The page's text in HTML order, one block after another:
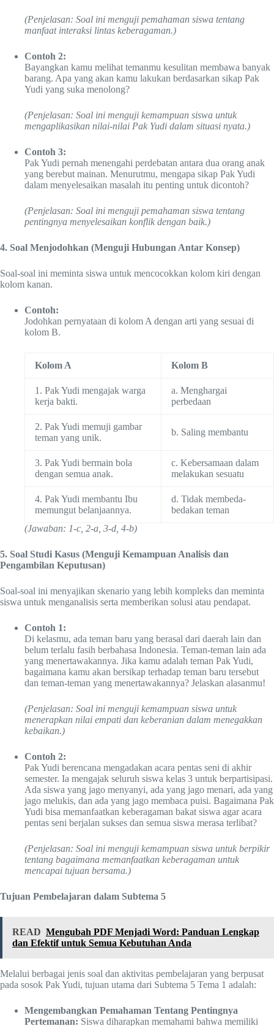
(Penjelasan: Soal ini menguji pemahaman siswa tentang
manfaat interaksi lintas keberagaman.)
Contoh 2:
Bayangkan kamu melihat temanmu kesulitan membawa banyak
barang. Apa yang akan kamu lakukan berdasarkan sikap Pak
Yudi yang suka menolong?
(Penjelasan: Soal ini menguji kemampuan siswa untuk
mengaplikasikan nilai-nilai Pak Yudi dalam situasi nyata.)
Contoh 3:
Pak Yudi pernah menengahi perdebatan antara dua orang anak
yang berebut mainan. Menurutmu, mengapa sikap Pak Yudi
dalam menyelesaikan masalah itu penting untuk dicontoh?
(Penjelasan: Soal ini menguji pemahaman siswa tentang
pentingnya menyelesaikan konflik dengan baik.)
4. Soal Menjodohkan (Menguji Hubungan Antar Konsep)
Soal-soal ini meminta siswa untuk mencocokkan kolom kiri dengan
kolom kanan.
Contoh:
Jodohkan pernyataan di kolom A dengan arti yang sesuai di
kolom B.
Kolom A Kolom B
1. Pak Yudi mengajak warga
kerja bakti.
a. Menghargai
perbedaan
2. Pak Yudi memuji gambar
teman yang unik.
b. Saling membantu
3. Pak Yudi bermain bola
dengan semua anak.
c. Kebersamaan dalam
melakukan sesuatu
4. Pak Yudi membantu Ibu
memungut belanjaannya.
d. Tidak membeda-
bedakan teman
(Jawaban: 1-c, 2-a, 3-d, 4-b)
5. Soal Studi Kasus (Menguji Kemampuan Analisis dan
Pengambilan Keputusan)
Soal-soal ini menyajikan skenario yang lebih kompleks dan meminta
siswa untuk menganalisis serta memberikan solusi atau pendapat.
Contoh 1:
Di kelasmu, ada teman baru yang berasal dari daerah lain dan
belum terlalu fasih berbahasa Indonesia. Teman-teman lain ada
yang menertawakannya. Jika kamu adalah teman Pak Yudi,
bagaimana kamu akan bersikap terhadap teman baru tersebut
dan teman-teman yang menertawakannya? Jelaskan alasanmu!
(Penjelasan: Soal ini menguji kemampuan siswa untuk
menerapkan nilai empati dan keberanian dalam menegakkan
kebaikan.)
Contoh 2:
Pak Yudi berencana mengadakan acara pentas seni di akhir
semester. Ia mengajak seluruh siswa kelas 3 untuk berpartisipasi.
Ada siswa yang jago menyanyi, ada yang jago menari, ada yang
jago melukis, dan ada yang jago membaca puisi. Bagaimana Pak
Yudi bisa memanfaatkan keberagaman bakat siswa agar acara
pentas seni berjalan sukses dan semua siswa merasa terlibat?
(Penjelasan: Soal ini menguji kemampuan siswa untuk berpikir
tentang bagaimana memanfaatkan keberagaman untuk
mencapai tujuan bersama.)
Tujuan Pembelajaran dalam Subtema 5
READ Mengubah PDF Menjadi Word: Panduan Lengkap
dan Efektif untuk Semua Kebutuhan Anda
Melalui berbagai jenis soal dan aktivitas pembelajaran yang berpusat
pada sosok Pak Yudi, tujuan utama dari Subtema 5 Tema 1 adalah:
Mengembangkan Pemahaman Tentang Pentingnya
Pertemanan: Siswa diharapkan memahami bahwa memiliki